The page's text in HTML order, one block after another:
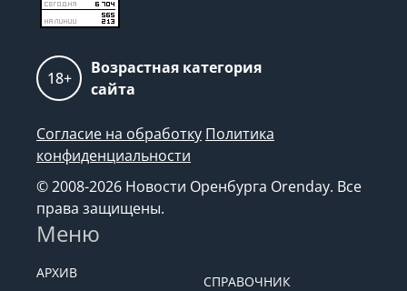
18+
Возрастная категория
сайта
Согласие на обработку Политика
конфиденциальности
© 2008-2026 Новости Оренбурга Orenday. Все
права защищены.
Меню
АРХИВ
СПРАВОЧНИК